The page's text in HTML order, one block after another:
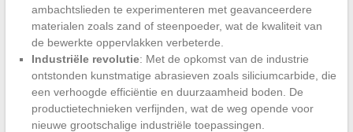
ambachtslieden te experimenteren met geavanceerdere
materialen zoals zand of steenpoeder, wat de kwaliteit van
de bewerkte oppervlakken verbeterde.
Industriële revolutie: Met de opkomst van de industrie
ontstonden kunstmatige abrasieven zoals siliciumcarbide, die
een verhoogde efficiëntie en duurzaamheid boden. De
productietechnieken verfijnden, wat de weg opende voor
nieuwe grootschalige industriële toepassingen.